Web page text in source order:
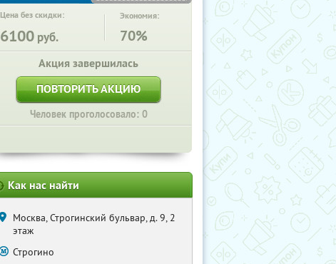
Цена без скидки:
6100 руб.
Экономия:
70%
Акция завершилась
ПОВТОРИТЬ АКЦИЮ
Человек проголосовало: 0
Как нас найти
Москва, Строгинский бульвар, д. 9, 2
этаж
Строгино